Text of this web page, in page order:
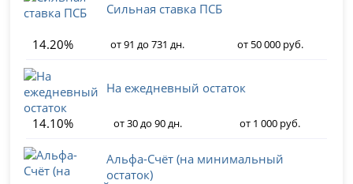
Сильная ставка ПСБ
14.20% от 91 до 731 дн. от 50 000 руб.
На ежедневный остаток
14.10% от 30 до 90 дн. от 1 000 руб.
Альфа-Счёт (на минимальный
остаток)